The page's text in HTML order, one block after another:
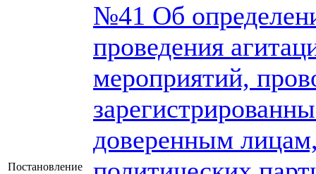
Постановление
№41 Об
проведения
мероприятий,
доверенным